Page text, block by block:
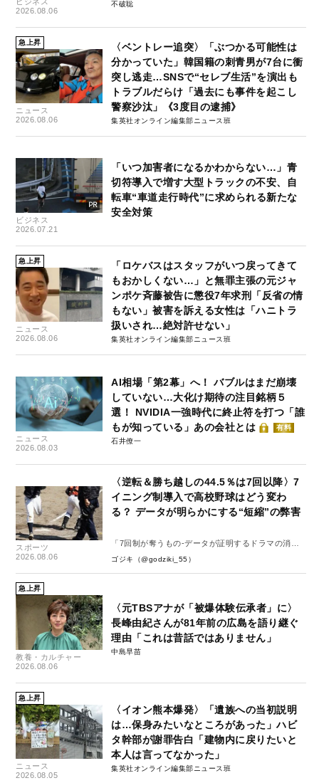
2026.08.06
不破聡
急上昇
ニュース
2026.08.06
〈ベントレー追突〉「ぶつかる可能性は
分かっていた」韓国籍の刺青男が7台に衝
突し逃走…SNSで“セレブ生活”を演出も
トラブルだらけ「過去にも事件を起こし
警察沙汰」《3度目の逮捕》
集英社オンライン編集部ニュース班
ビジネス
2026.07.21
「いつ加害者になるかわからない…」青
切符導入で増す大型トラックの不安、自
転車“車道走行時代”に求められる新たな
安全対策
急上昇
ニュース
2026.08.06
「ロケバスはスタッフがいつ戻ってきて
もおかしくない…」と無罪主張の元ジャ
ンポケ斉藤被告に懲役7年求刑「反省の情
もない」被害を訴える女性は「ハニトラ
扱いされ…絶対許せない」
集英社オンライン編集部ニュース班
ニュース
2026.08.03
AI相場「第2幕」へ！ バブルはまだ崩壊
していない…大化け期待の注目銘柄５
選！ NVIDIA一強時代に終止符を打つ「誰
もが知っている」あの会社とは
有料
石井僚一
スポーツ
2026.08.06
〈逆転＆勝ち越しの44.5％は7回以降〉7
イニング制導入で高校野球はどう変わ
る？ データが明らかにする“短縮”の弊害
「7回制が奪うもの-データが証明するドラマの消
失-」
ゴジキ（@godziki_55）
急上昇
教養・カルチャー
2026.08.06
〈元TBSアナが「被爆体験伝承者」に〉
長峰由紀さんが81年前の広島を語り継ぐ
理由「これは昔話ではありません」
中島早苗
急上昇
ニュース
2026.08.05
〈イオン熊本爆発〉「遺族への当初説明
は…保身みたいなところがあった」ハビ
タ幹部が謝罪告白「建物内に戻りたいと
本人は言ってなかった」
集英社オンライン編集部ニュース班